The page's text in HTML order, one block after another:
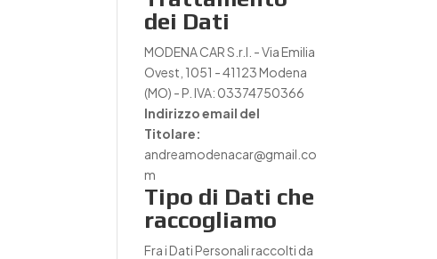
dei Dati
MODENA CAR S.r.l. - Via Emilia
Ovest, 1051 - 41123 Modena
(MO) - P. IVA: 03374750366
Indirizzo email del
Titolare:
andreamodenacar@gmail.co
m
Tipo di Dati che
raccogliamo
Fra i Dati Personali raccolti da